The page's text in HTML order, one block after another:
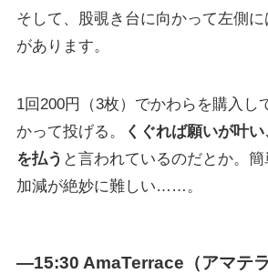
そして、股覗き台に向かって左側に
があります。
1回200円（3枚）でかわらを購入し
かって投げる。
くぐれば願いが叶
を払う と言われているのだとか。
加減が絶妙に難しい……。
—15:30 AmaTerrace（アマテ